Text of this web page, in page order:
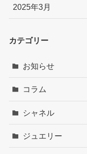
2025年3月
カテゴリー
お知らせ
コラム
シャネル
ジュエリー